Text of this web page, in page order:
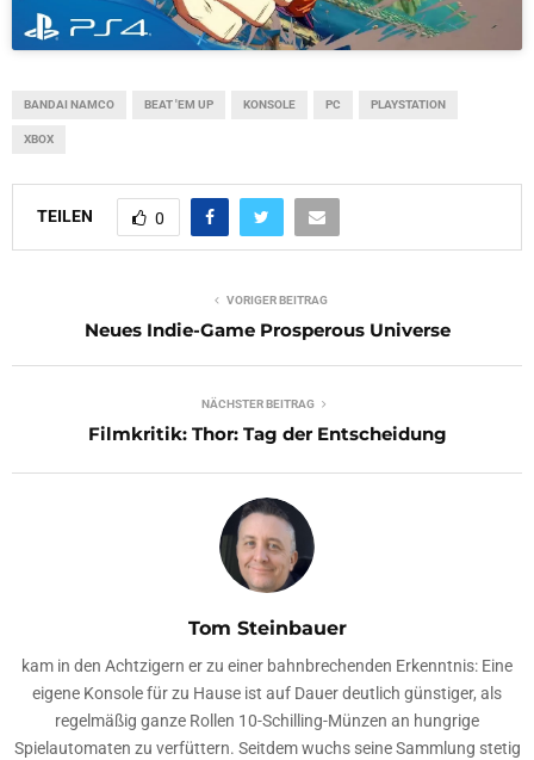
BANDAI NAMCO BEAT 'EM UP KONSOLE PC PLAYSTATION
XBOX
TEILEN 0
VORIGER BEITRAG
Neues Indie-Game Prosperous Universe
NÄCHSTER BEITRAG
Filmkritik: Thor: Tag der Entscheidung
Tom Steinbauer
kam in den Achtzigern er zu einer bahnbrechenden Erkenntnis: Eine
eigene Konsole für zu Hause ist auf Dauer deutlich günstiger, als
regelmäßig ganze Rollen 10-Schilling-Münzen an hungrige
Spielautomaten zu verfüttern. Seitdem wuchs seine Sammlung stetig